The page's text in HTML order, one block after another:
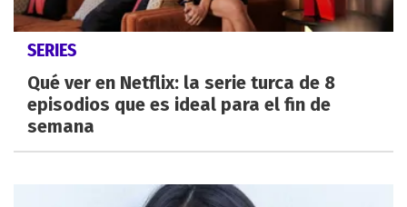
SERIES
Qué ver en Netflix: la serie turca de 8
episodios que es ideal para el fin de
semana